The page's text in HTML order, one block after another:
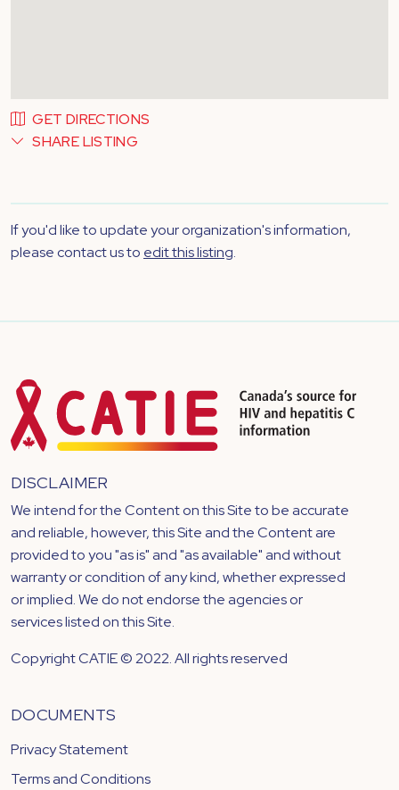
GET DIRECTIONS
SHARE LISTING
If you'd like to update your organization's information,
please contact us to edit this listing.
DISCLAIMER
We intend for the Content on this Site to be accurate
and reliable, however, this Site and the Content are
provided to you "as is" and "as available" and without
warranty or condition of any kind, whether expressed
or implied. We do not endorse the agencies or
services listed on this Site.
Copyright CATIE © 2022. All rights reserved
DOCUMENTS
Privacy Statement
Terms and Conditions